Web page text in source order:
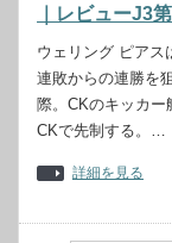
｜レビューJ3
ウェリング ピア
連敗からの連勝を
際。CKのキッカ
CKで先制する。…
詳細を見る